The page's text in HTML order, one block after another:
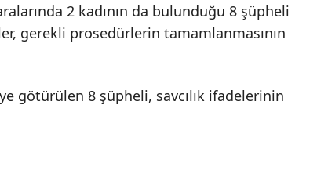
2 kadının da bulunduğu 8 şüpheli
gerekli prosedürlerin tamamlanmasının
götürülen 8 şüpheli, savcılık ifadelerinin